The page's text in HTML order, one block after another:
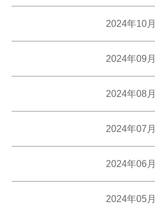
2024年10月
2024年09月
2024年08月
2024年07月
2024年06月
2024年05月